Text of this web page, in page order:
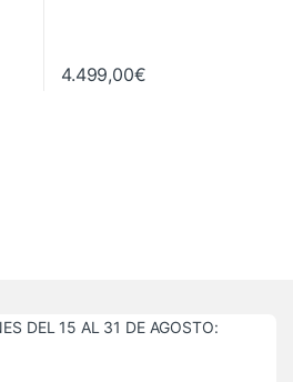
4.499,00€
DEL 15 AL 31 DE AGOSTO: